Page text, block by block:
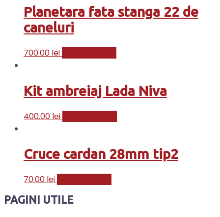
Planetara fata stanga 22 de
caneluri
700.00 lei
Kit ambreiaj Lada Niva
400.00 lei
Cruce cardan 28mm tip2
70.00 lei
PAGINI UTILE